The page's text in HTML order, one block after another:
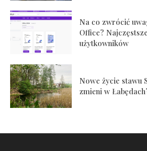
Na co zwrócić
Office?
użytkowników
Nowe życie stawu
zmieni w